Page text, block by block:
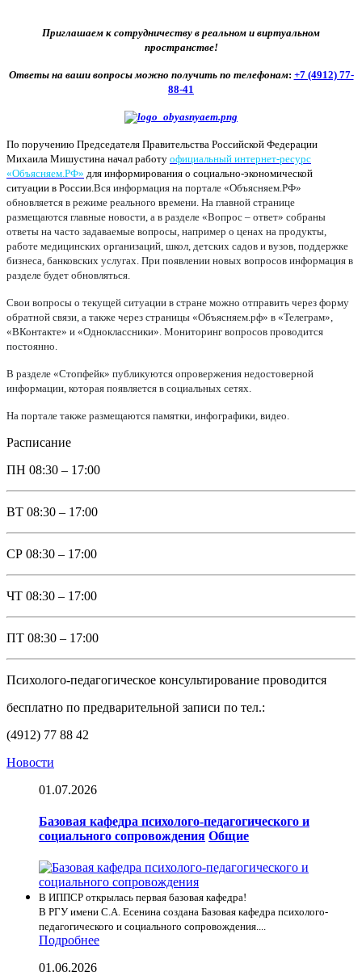
Приглашаем к сотрудничеству в реальном и виртуальном
пространстве!
Ответы на ваши вопросы можно получить по телефонам: +7 (4912) 77-
88-41
По поручению Председателя Правительства Российской Федерации
Михаила Мишустина начал работу официальный интернет-ресурс
«Объясняем.РФ» для информирования о социально-экономической
ситуации в России. Вся информация на портале «Объясняем.РФ»
обновляется в режиме реального времени. На главной странице
размещаются главные новости, а в разделе «Вопрос – ответ» собраны
ответы на часто задаваемые вопросы, например о ценах на продукты,
работе медицинских организаций, школ, детских садов и вузов, поддержке
бизнеса, банковских услугах. При появлении новых вопросов информация в
разделе будет обновляться.
Свои вопросы о текущей ситуации в стране можно отправить через форму
обратной связи, а также через страницы «Объясняем.рф» в «Телеграм»,
«ВКонтакте» и «Одноклассники». Мониторинг вопросов проводится
постоянно.
В разделе «Стопфейк» публикуются опровержения недостоверной
информации, которая появляется в социальных сетях.
На портале также размещаются памятки, инфографики, видео.
Расписание
ПН 08:30 – 17:00
ВТ 08:30 – 17:00
СР 08:30 – 17:00
ЧТ 08:30 – 17:00
ПТ 08:30 – 17:00
Психолого-педагогическое консультирование проводится
бесплатно по предварительной записи по тел.:
(4912) 77 88 42
Новости
01.07.2026
Базовая кафедра психолого-педагогического и
социального сопровождения Общие
В ИППСР открылась первая базовая кафедра!
В РГУ имени С.А. Есенина создана Базовая кафедра психолого-
педагогического и социального сопровождения....
Подробнее
01.06.2026